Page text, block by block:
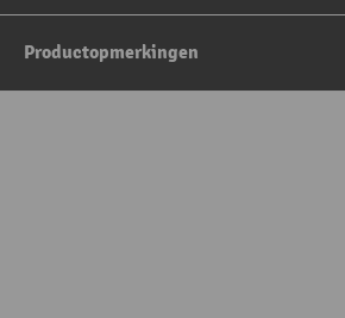
Productopmerkingen